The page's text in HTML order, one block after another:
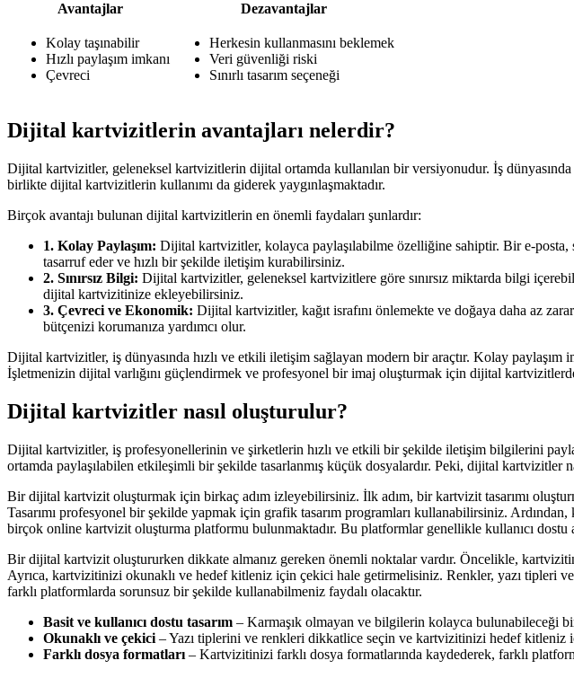
Avantajlar Dezavantajlar
Kolay taşınabilir
Hızlı paylaşım imkanı
Çevreci
Herkesin kullanmasını beklemek
Veri güvenliği riski
Sınırlı tasarım seçeneği
Dijital kartvizitlerin avantajları nelerdir?
Dijital kartvizitler, geleneksel kartvizitlerin dijital ortamda kullanılan bir versiyonudur. İş
birlikte dijital kartvizitlerin kullanımı da giderek yaygınlaşmaktadır.
Birçok avantajı bulunan dijital kartvizitlerin en önemli faydaları şunlardır:
1. Kolay Paylaşım: Dijital kartvizitler, kolayca paylaşılabilme özelliğine sahiptir. Bir e-posta,
tasarruf eder ve hızlı bir şekilde iletişim kurabilirsiniz.
2. Sınırsız Bilgi: Dijital kartvizitler, geleneksel kartvizitlere göre sınırsız miktarda bilgi
dijital kartvizitinize ekleyebilirsiniz.
3. Çevreci ve Ekonomik: Dijital kartvizitler, kağıt israfını önlemekte ve doğaya daha az
bütçenizi korumanıza yardımcı olur.
Dijital kartvizitler, iş dünyasında hızlı ve etkili iletişim sağlayan modern bir araçtır. Kolay
İşletmenizin dijital varlığını güçlendirmek ve profesyonel bir imaj oluşturmak için dijital
Dijital kartvizitler nasıl oluşturulur?
Dijital kartvizitler, iş profesyonellerinin ve şirketlerin hızlı ve etkili bir şekilde iletişim bilgilerini
ortamda paylaşılabilen etkileşimli bir şekilde tasarlanmış küçük dosyalardır. Peki, dijital kartvizitler
Bir dijital kartvizit oluşturmak için birkaç adım izleyebilirsiniz. İlk adım, bir kartvizit tasarımı
Tasarımı profesyonel bir şekilde yapmak için grafik tasarım programları kullanabilirsiniz.
birçok online kartvizit oluşturma platformu bulunmaktadır. Bu platformlar genellikle kullanıcı dostu
Bir dijital kartvizit oluştururken dikkate almanız gereken önemli noktalar vardır. Öncelikle,
Ayrıca, kartvizitinizi okunaklı ve hedef kitleniz için çekici hale getirmelisiniz. Renkler, yazı tipleri
farklı platformlarda sorunsuz bir şekilde kullanabilmeniz faydalı olacaktır.
Basit ve kullanıcı dostu tasarım – Karmaşık olmayan ve bilgilerin kolayca bulunabileceği
Okunaklı ve çekici – Yazı tiplerini ve renkleri dikkatlice seçin ve kartvizitinizi hedef kitleniz
Farklı dosya formatları – Kartvizitinizi farklı dosya formatlarında kaydederek, farklı